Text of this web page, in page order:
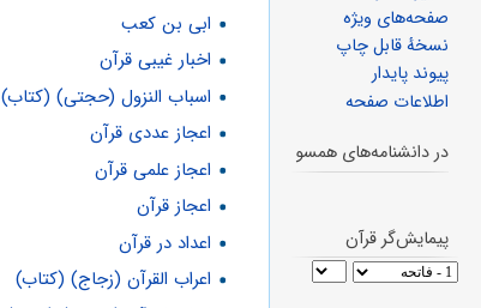
ابی بن کعب
اخبار غیبی قرآن
اسباب النزول (حجتی) (کتاب)
اعجاز عددی قرآن
اعجاز علمی قرآن
اعجاز قرآن
اعداد در قرآن
اعراب القرآن (زجاج) (کتاب)
صفحه‌های ویژه
نسخهٔ قابل چاپ
پیوند پایدار
اطلاعات صفحه
در دانشنامه‌های همسو
پیمایش‌گر قرآن